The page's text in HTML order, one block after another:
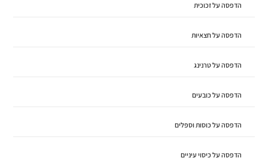
הדפסה על זכוכית
הדפסה על חצאיות
הדפסה על טרנינג
הדפסה על כובעים
הדפסה על כוסות וספלים
הדפסה על כיסוי עיניים